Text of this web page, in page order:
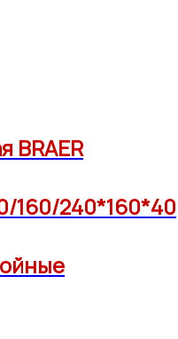
BRAER
160/240*160*40